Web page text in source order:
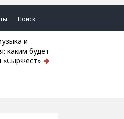
Поиск
каким будет
«СырФест»